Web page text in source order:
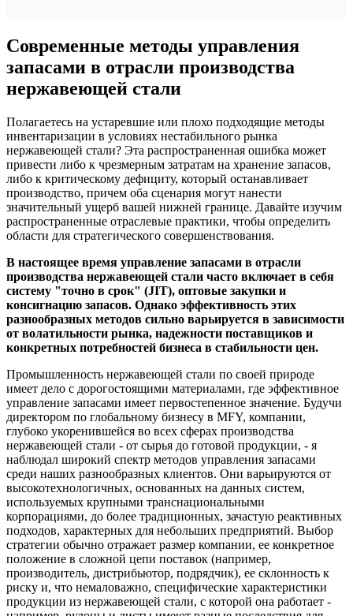
Современные методы управления
запасами в отрасли производства
нержавеющей стали
Полагаетесь на устаревшие или плохо подходящие методы
инвентаризации в условиях нестабильного рынка
нержавеющей стали? Эта распространенная ошибка может
привести либо к чрезмерным затратам на хранение запасов,
либо к критическому дефициту, который останавливает
производство, причем оба сценария могут нанести
значительный ущерб вашей нижней границе. Давайте изучим
распространенные отраслевые практики, чтобы определить
области для стратегического совершенствования.
В настоящее время управление запасами в отрасли
производства нержавеющей стали часто включает в себя
систему "точно в срок" (JIT), оптовые закупки и
консигнацию запасов. Однако эффективность этих
разнообразных методов сильно варьируется в зависимости
от волатильности рынка, надежности поставщиков и
конкретных потребностей бизнеса в стабильности цен.
Промышленность нержавеющей стали по своей природе
имеет дело с дорогостоящими материалами, где эффективное
управление запасами имеет первостепенное значение. Будучи
директором по глобальному бизнесу в MFY, компании,
глубоко укоренившейся во всех сферах производства
нержавеющей стали - от сырья до готовой продукции, - я
наблюдал широкий спектр методов управления запасами
среди наших разнообразных клиентов. Они варьируются от
высокотехнологичных, основанных на данных систем,
используемых крупными транснациональными
корпорациями, до более традиционных, зачастую реактивных
подходов, характерных для небольших предприятий. Выбор
стратегии обычно отражает размер компании, ее конкретное
положение в сложной цепи поставок (например,
производитель, дистрибьютор, подрядчик), ее склонность к
риску и, что немаловажно, специфические характеристики
продукции из нержавеющей стали, с которой она работает -